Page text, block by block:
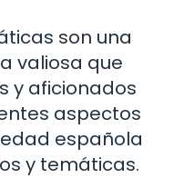
son una
valiosa que
y aficionados
aspectos
española
y temáticas.